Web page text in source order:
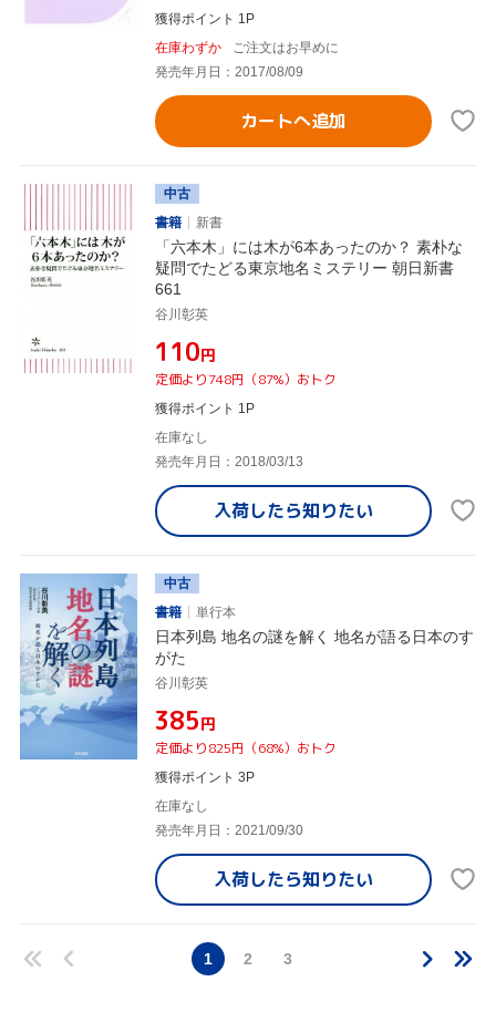
獲得ポイント 1P
在庫わずか
ご注文はお早めに
発売年月日：2017/08/09
カートへ追加
中古
書籍
新書
「六本木」には木が6本あったのか？ 素朴な
疑問でたどる東京地名ミステリー 朝日新書
661
谷川彰英
¥110円
定価より748円（87%）おトク
獲得ポイント 1P
在庫なし
発売年月日：2018/03/13
入荷したら知りたい
中古
書籍
単行本
日本列島 地名の謎を解く 地名が語る日本のす
がた
谷川彰英
¥385円
定価より825円（68%）おトク
獲得ポイント 3P
在庫なし
発売年月日：2021/09/30
入荷したら知りたい
1 2 3